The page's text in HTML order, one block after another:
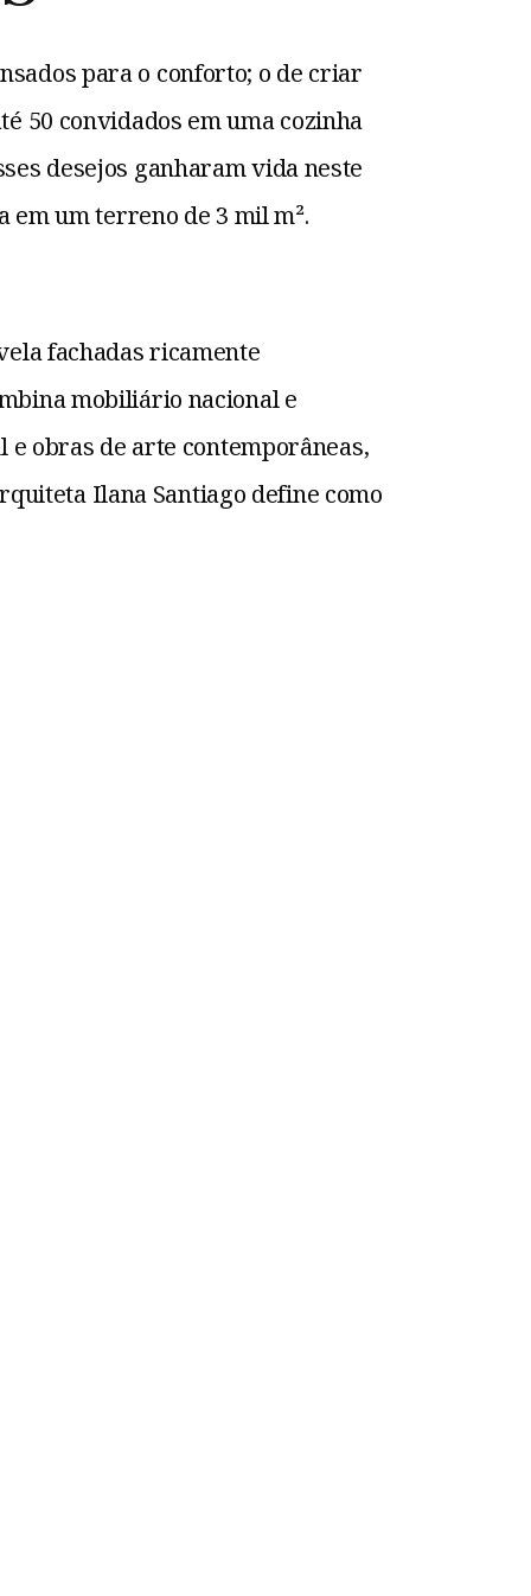
para o conforto; o de criar
50 convidados em uma cozinha
desejos ganharam vida neste
em um terreno de 3 mil m².
fachadas ricamente
mobiliário nacional e
obras de arte contemporâneas,
Ilana Santiago define como